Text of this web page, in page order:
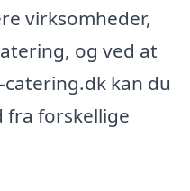
virksomheder,
og ved at
kan du
forskellige